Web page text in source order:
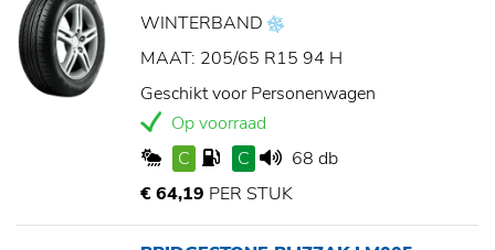
WINTERBAND
MAAT: 205/65 R15 94 H
Geschikt voor Personenwagen
Op voorraad
C
C
68 db
€ 64,19 PER STUK